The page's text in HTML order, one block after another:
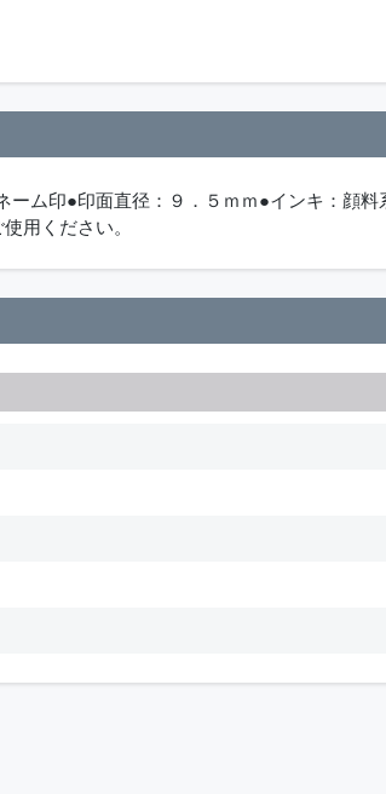
ム印●印面直径：９．５ｍｍ●インキ：顔料
用ください。